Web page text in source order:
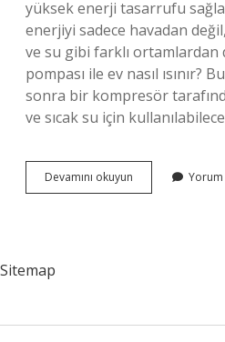
yüksek enerji tasarrufu
enerjiyi sadece havadan
ve su gibi farklı ortamlardan
pompası ile ev nasıl ısınır?
sonra bir kompresör
ve sıcak su için
Devamını okuyun
Makinesi
Yorum
Sitemap